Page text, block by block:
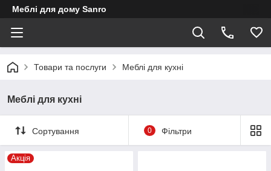
Меблі для дому Sanro
Товари та послуги Меблі для кухні
Меблі для кухні
Сортування 0 Фільтри
Акція